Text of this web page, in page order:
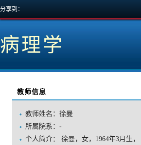
分享到：
病理学
教师信息
教师姓名：徐曼
所属院系：-
个人简介：徐曼，女，1964年3月生，